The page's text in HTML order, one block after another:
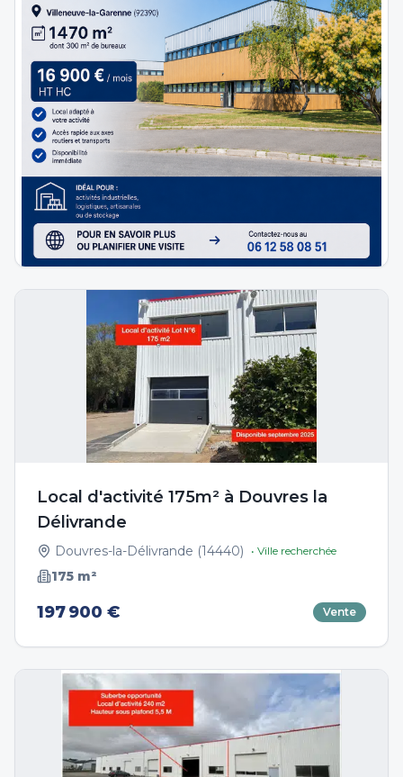
Local d'activité 175m² à Douvres la
Délivrande
Douvres-la-Délivrande (14440) • Ville recherchée
175 m²
197 900 € Vente